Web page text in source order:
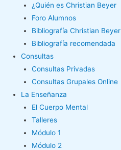
¿Quién es Christian Beyer
Foro Alumnos
Bibliografía Christian Beyer
Bibliografía recomendada
Consultas
Consultas Privadas
Consultas Grupales Online
La Enseñanza
El Cuerpo Mental
Talleres
Módulo 1
Módulo 2